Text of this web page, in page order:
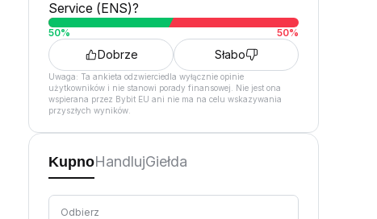
Service (ENS)?
50% 50%
Dobrze Słabo
Uwaga: Ta ankieta odzwierciedla wyłącznie opinie
użytkowników i nie stanowi porady finansowej. Nie jest ona
wspierana przez Bybit EU ani nie ma na celu wskazywania
przyszłych wyników.
KupnoHandlujGiełda
Odbierz